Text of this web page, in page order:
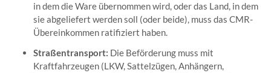
in dem die Ware übernommen wird, oder das Land, in dem
sie abgeliefert werden soll (oder beide), muss das CMR-
Übereinkommen ratifiziert haben.
Straßentransport: Die Beförderung muss mit
Kraftfahrzeugen (LKW, Sattelzügen, Anhängern,